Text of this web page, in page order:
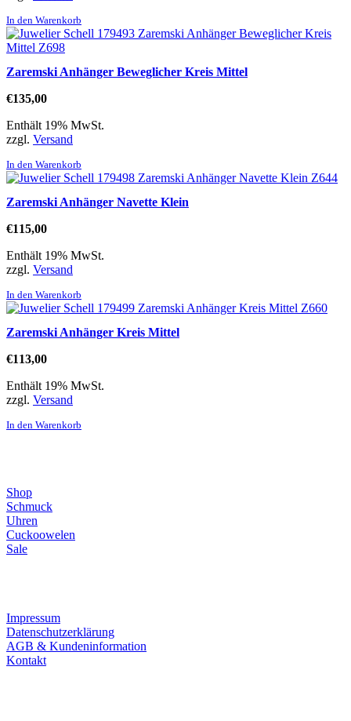
In den Warenkorb
Zaremski Anhänger Beweglicher Kreis Mittel
€135,00
Enthält 19% MwSt.
zzgl. Versand
In den Warenkorb
Zaremski Anhänger Navette Klein
€115,00
Enthält 19% MwSt.
zzgl. Versand
In den Warenkorb
Zaremski Anhänger Kreis Mittel
€113,00
Enthält 19% MwSt.
zzgl. Versand
In den Warenkorb
Shop
Schmuck
Uhren
Cuckoowelen
Sale
Impressum
Datenschutzerklärung
AGB & Kundeninformation
Kontakt